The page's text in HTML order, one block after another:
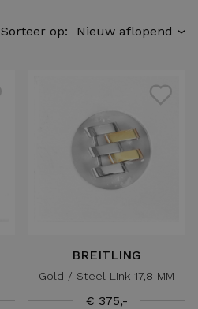
Sorteer op: ›
BREITLING
Gold / Steel Link 17,8 MM
€ 375,-